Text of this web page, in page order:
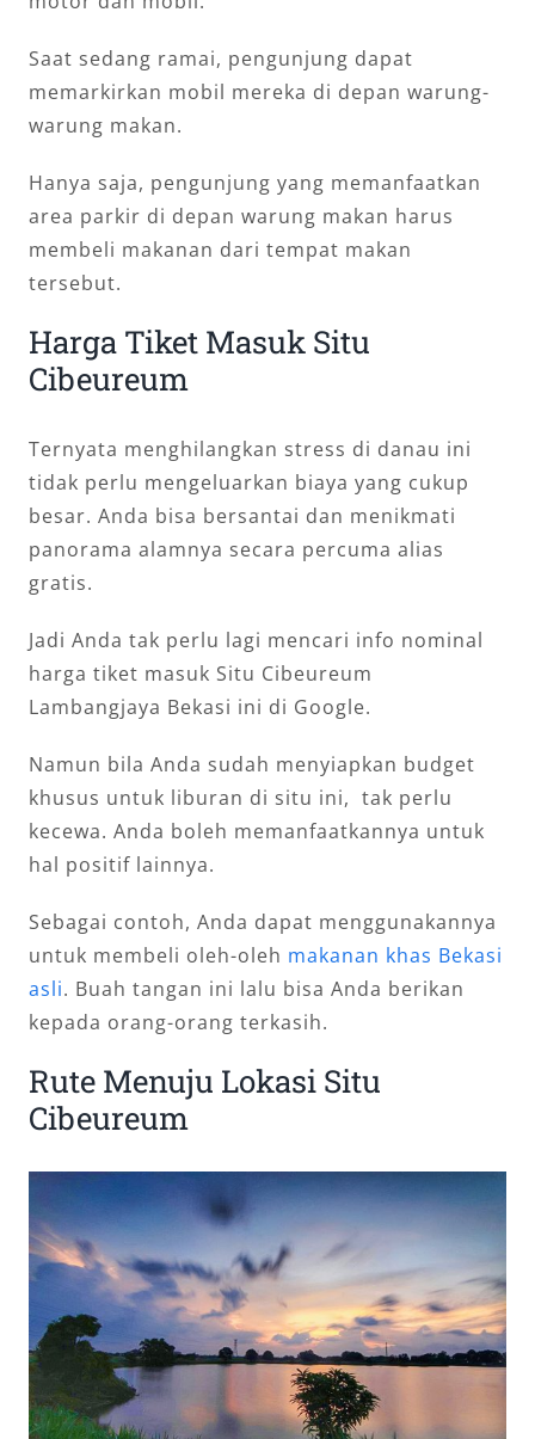
Saat sedang ramai, pengunjung dapat
memarkirkan mobil mereka di depan warung-
warung makan.
Hanya saja, pengunjung yang memanfaatkan
area parkir di depan warung makan harus
membeli makanan dari tempat makan
tersebut.
Harga Tiket Masuk Situ
Cibeureum
Ternyata menghilangkan stress di danau ini
tidak perlu mengeluarkan biaya yang cukup
besar. Anda bisa bersantai dan menikmati
panorama alamnya secara percuma alias
gratis.
Jadi Anda tak perlu lagi mencari info nominal
harga tiket masuk Situ Cibeureum
Lambangjaya Bekasi ini di Google.
Namun bila Anda sudah menyiapkan budget
khusus untuk liburan di situ ini, tak perlu
kecewa. Anda boleh memanfaatkannya untuk
hal positif lainnya.
Sebagai contoh, Anda dapat menggunakannya
untuk membeli oleh-oleh makanan khas Bekasi
asli. Buah tangan ini lalu bisa Anda berikan
kepada orang-orang terkasih.
Rute Menuju Lokasi Situ
Cibeureum